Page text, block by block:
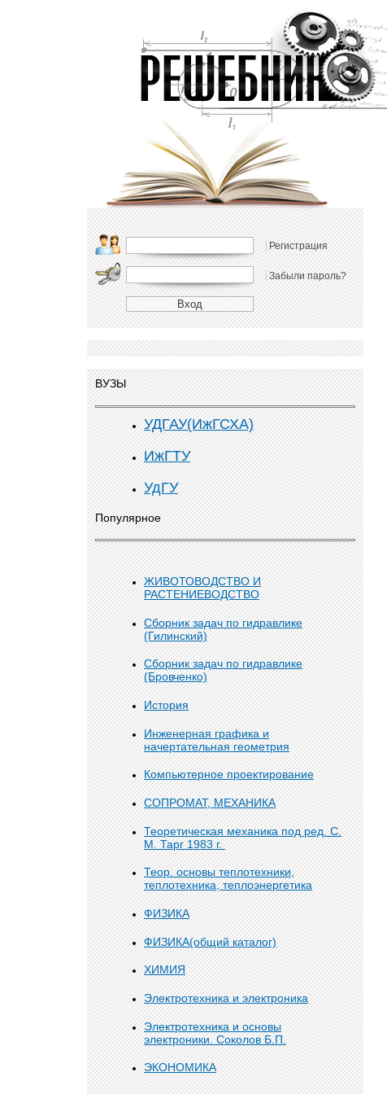
Регистрация
Забыли пароль?
ВУЗЫ
УДГАУ(ИжГСХА)
ИжГТУ
УдГУ
Популярное
ЖИВОТОВОДСТВО И
РАСТЕНИЕВОДСТВО
Сборник задач по гидравлике
(Гилинский)
Сборник задач по гидравлике
(Бровченко)
История
Инженерная графика и
начертательная геометрия
Компьютерное проектирование
СОПРОМАТ, МЕХАНИКА
Теоретическая механика под ред. С.
М. Тарг 1983 г.
Теор. основы теплотехники,
теплотехника, теплоэнергетика
ФИЗИКА
ФИЗИКА(общий каталог)
ХИМИЯ
Электротехника и электроника
Электротехника и основы
электроники. Соколов Б.П.
ЭКОНОМИКА